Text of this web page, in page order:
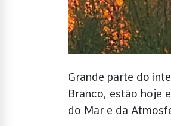
Grande parte do
Branco, estão hoje
do Mar e da